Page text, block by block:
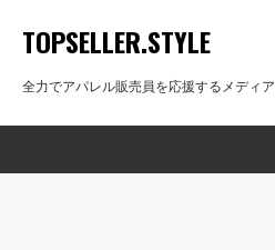
TOPSELLER.STYLE
全力でアパレル販売員を応援するメディア